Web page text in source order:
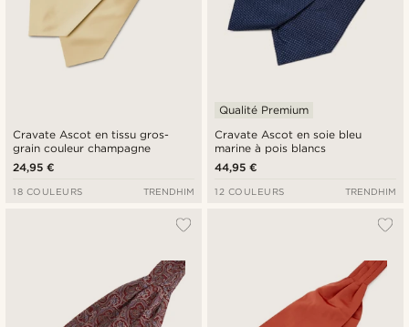
Cravate Ascot en tissu gros-
grain couleur champagne
24,95 €
18 COULEURS TRENDHIM
Cravate Ascot en soie bleu
marine à pois blancs
Qualité Premium
44,95 €
12 COULEURS TRENDHIM